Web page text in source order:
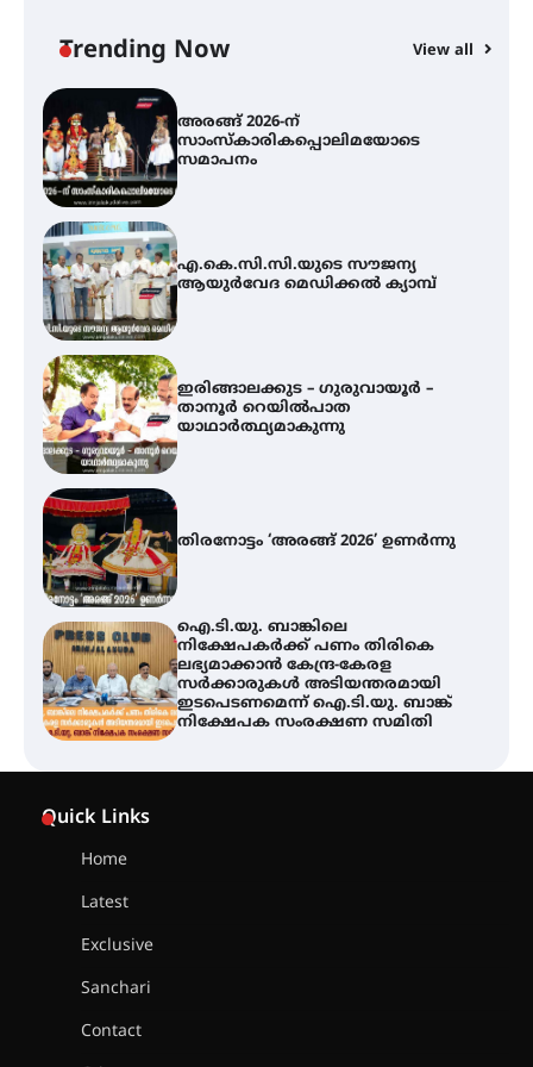
Trending Now View all
എ.കെ.സി.സി.യുടെ സൗജന്യ
ആയുർവേദ മെഡിക്കൽ ക്യാമ്പ്
ഇരിങ്ങാലക്കുട – ഗുരുവായൂർ –
താനൂർ റെയിൽപാത
യാഥാർത്ഥ്യമാകുന്നു
തിരനോട്ടം ‘അരങ്ങ് 2026’ ഉണർന്നു
നിക്ഷേപകർക്ക് പണം തിരികെ
ലഭ്യമാക്കാൻ കേന്ദ്ര-കേരള
സർക്കാരുകൾ അടിയന്തരമായി
ഇടപെടണമെന്ന് ഐ.ടി.യു. ബാങ്ക്
നിക്ഷേപക സംരക്ഷണ സമിതി
യൂത്ത് കോൺഗ്രസ്‌ സ്ഥാപക ദിനം
– ഇരിങ്ങാലക്കുടയിൽ
ലഹരിവിരുദ്ധ പ്രതിജ്ഞയെടുത്ത്
യൂത്ത് കോൺഗ്രസ്
Quick Links
Home
Latest
Exclusive
Sanchari
Contact